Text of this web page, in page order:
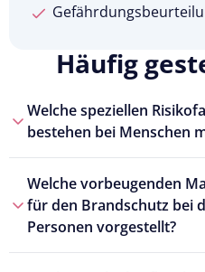
Häufig
Welche speziellen
bestehen bei Menschen
Welche vorbeugenden
für den Brandschutz bei
Personen vorgestellt?